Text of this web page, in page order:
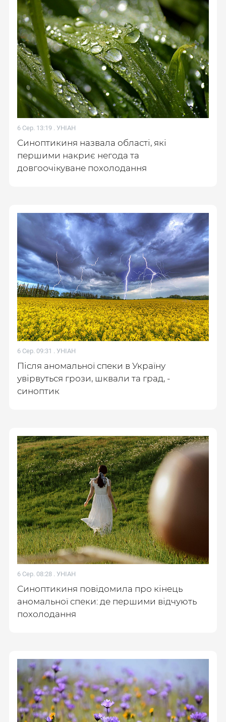
6 Сер. 13:19 . УНІАН
Синоптикиня назвала області, які
першими накриє негода та
довгоочікуване похолодання
6 Сер. 09:31 . УНІАН
Після аномальної спеки в Україну
увірвуться грози, шквали та град, -
синоптик
6 Сер. 08:28 . УНІАН
Синоптикиня повідомила про кінець
аномальної спеки: де першими відчують
похолодання